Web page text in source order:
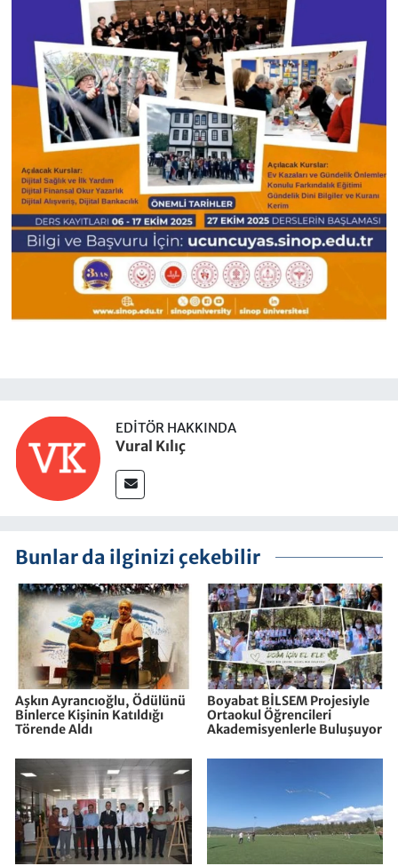
EDITÖR HAKKINDA
Vural Kılıç
Bunlar da ilginizi çekebilir
Aşkın Ayrancıoğlu, Ödülünü
Binlerce Kişinin Katıldığı
Törende Aldı
Boyabat BİLSEM Projesiyle
Ortaokul Öğrencileri
Akademisyenlerle Buluşuyor